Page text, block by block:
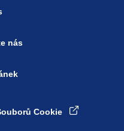
nás
Cookie